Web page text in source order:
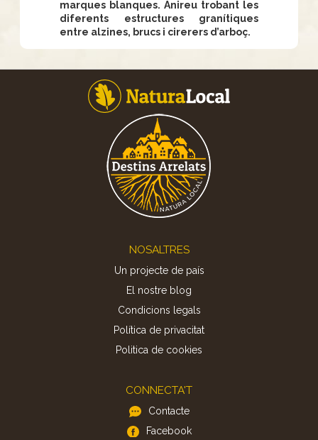
marques blanques. Anireu trobant les
diferents estructures granítiques
entre alzines, brucs i cirerers d’arboç.
NOSALTRES
Un projecte de país
El nostre blog
Condicions legals
Política de privacitat
Politica de cookies
CONNECTA'T
Contacte
Facebook